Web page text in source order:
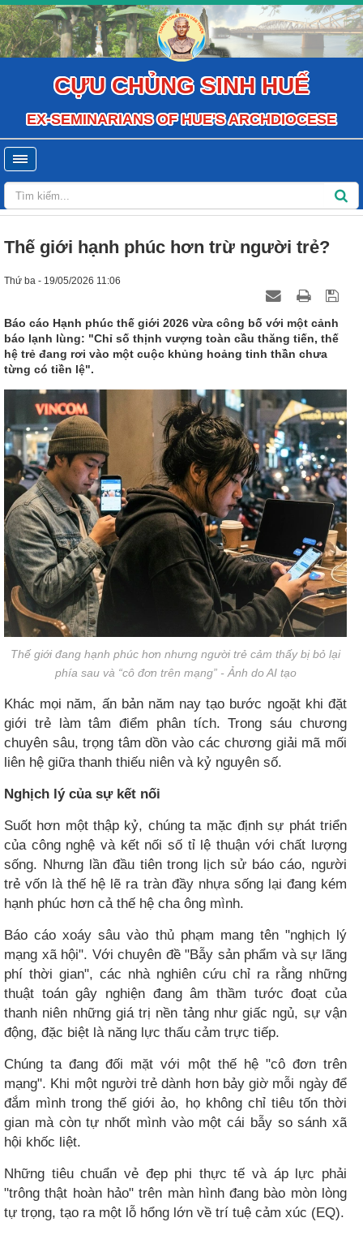
CỰU CHỦNG SINH HUẾ
EX-SEMINARIANS OF HUE'S ARCHDIOCESE
Thế giới hạnh phúc hơn trừ người trẻ?
Thứ ba - 19/05/2026 11:06
Báo cáo Hạnh phúc thế giới 2026 vừa công bố với một cảnh
báo lạnh lùng: "Chỉ số thịnh vượng toàn cầu thăng tiến, thế
hệ trẻ đang rơi vào một cuộc khủng hoảng tinh thần chưa
từng có tiền lệ".
Thế giới đang hạnh phúc hơn nhưng người trẻ cảm thấy bị bỏ lại
phía sau và “cô đơn trên mạng” - Ảnh do AI tạo
Khác mọi năm, ấn bản năm nay tạo bước ngoặt khi đặt
giới trẻ làm tâm điểm phân tích. Trong sáu chương
chuyên sâu, trọng tâm dồn vào các chương giải mã mối
liên hệ giữa thanh thiếu niên và kỷ nguyên số.
Nghịch lý của sự kết nối
Suốt hơn một thập kỷ, chúng ta mặc định sự phát triển
của công nghệ và kết nối số tỉ lệ thuận với chất lượng
sống. Nhưng lần đầu tiên trong lịch sử báo cáo, người
trẻ vốn là thế hệ lẽ ra tràn đầy nhựa sống lại đang kém
hạnh phúc hơn cả thế hệ cha ông mình.
Báo cáo xoáy sâu vào thủ phạm mang tên "nghịch lý
mạng xã hội". Với chuyên đề "Bẫy sản phẩm và sự lãng
phí thời gian", các nhà nghiên cứu chỉ ra rằng những
thuật toán gây nghiện đang âm thầm tước đoạt của
thanh niên những giá trị nền tảng như giấc ngủ, sự vận
động, đặc biệt là năng lực thấu cảm trực tiếp.
Chúng ta đang đối mặt với một thế hệ "cô đơn trên
mạng". Khi một người trẻ dành hơn bảy giờ mỗi ngày để
đắm mình trong thế giới ảo, họ không chỉ tiêu tốn thời
gian mà còn tự nhốt mình vào một cái bẫy so sánh xã
hội khốc liệt.
Những tiêu chuẩn vẻ đẹp phi thực tế và áp lực phải
"trông thật hoàn hảo" trên màn hình đang bào mòn lòng
tự trọng, tạo ra một lỗ hổng lớn về trí tuệ cảm xúc (EQ).